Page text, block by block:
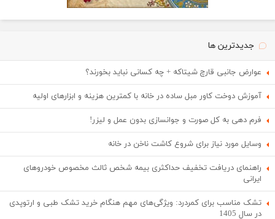
جدیدترین ها
عوارض جانبی قارچ شیتاکه + چه کسانی نباید بخورند؟
آموزش دوخت کاور مبل ساده در خانه با کمترین هزینه و ابزارهای اولیه
فرم دهی به کل صورت و جوانسازی بدون عمل و لیزر!
وسایل مورد نیاز برای شروع کاشت ناخن در خانه
راهنمای دریافت تخفیف حداکثری بیمه شخص ثالث مخصوص خودروهای
ایرانی
تشک مناسب برای کمردرد: ویژگی‌های مهم هنگام خرید تشک طبی و ارتوپدی
در سال 1405